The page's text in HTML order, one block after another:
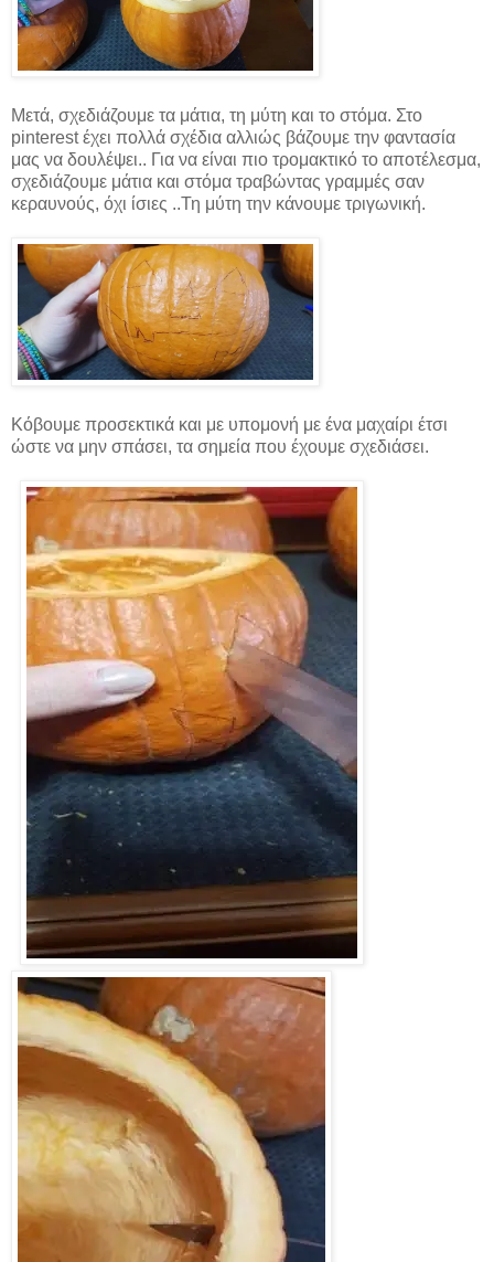
Μετά, σχεδιάζουμε τα μάτια, τη μύτη και το στόμα. Στο
pinterest έχει πολλά σχέδια αλλιώς βάζουμε την φαντασία
μας να δουλέψει.. Για να είναι πιο τρομακτικό το αποτέλεσμα,
σχεδιάζουμε μάτια και στόμα τραβώντας γραμμές σαν
κεραυνούς, όχι ίσιες ..Τη μύτη την κάνουμε τριγωνική.
Κόβουμε προσεκτικά και με υπομονή με ένα μαχαίρι έτσι
ώστε να μην σπάσει, τα σημεία που έχουμε σχεδιάσει.